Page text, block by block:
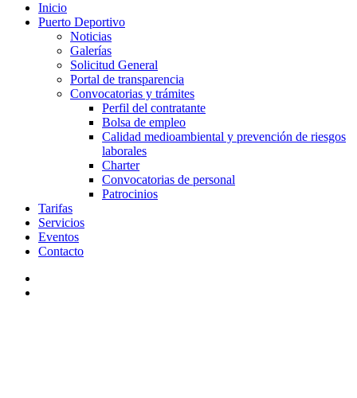
Inicio
Puerto Deportivo
Noticias
Galerías
Solicitud General
Portal de transparencia
Convocatorias y trámites
Perfil del contratante
Bolsa de empleo
Calidad medioambiental y prevención de riesgos
laborales
Charter
Convocatorias de personal
Patrocinios
Tarifas
Servicios
Eventos
Contacto